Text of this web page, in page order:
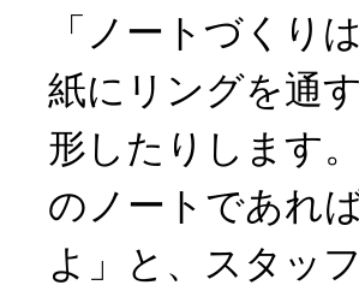
「ノートづくり
紙にリングを通
形したりします
のノートであれ
よ」と、スタッ